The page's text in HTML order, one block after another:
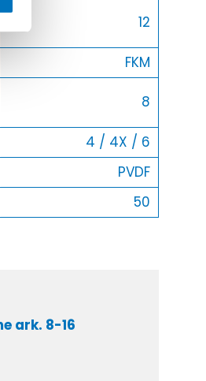
12
FKM
8
4 / 4X / 6
PVDF
50
ark. 8-16